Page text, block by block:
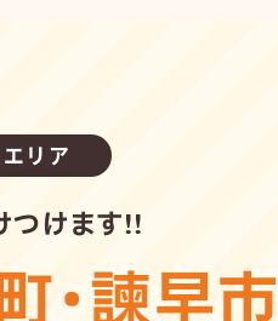
リア
つけます!!